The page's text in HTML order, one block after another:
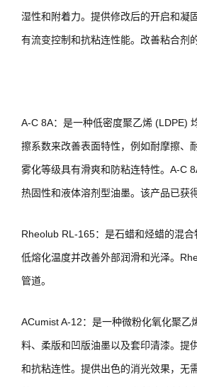
湿性和附着力。提供修改后的开启和凝
有流变控制和抗粘连性能。改善粘合剂
A-C 8A：是一种低密度聚乙烯 (LDPE)
擦系数来改善表面特性，例如耐摩擦、
雾化等级具有滑爽和防粘连特性。A-C
热固性和液体溶剂型油墨。该产品已获
Rheolub RL-165：是石蜡和烃蜡的混
低熔化温度并改善外部润滑和光泽。
管道。
ACumist A-12：是一种微粉化氧化聚乙
料、柔版和凹版油墨以及套印清漆。提
和抗粘连性。提供出色的消光效果，无